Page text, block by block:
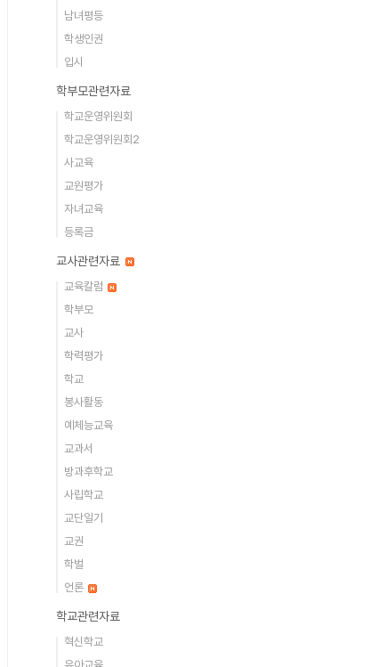
남녀평등
학생인권
입시
학부모관련자료
학교운영위원회
학교운영위원회2
사교육
교원평가
자녀교육
등록금
교사관련자료
교육칼럼
학부모
교사
학력평가
학교
봉사활동
예체능교육
교과서
방과후학교
사립학교
교단일기
교권
학벌
언론
학교관련자료
혁신학교